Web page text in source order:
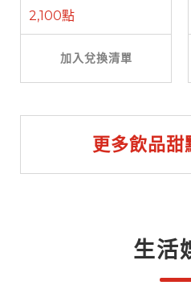
2,100點
加入兌換清單
更多飲品甜
生活